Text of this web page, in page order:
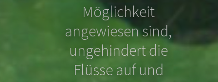
Möglichkeit
angewiesen sind,
ungehindert die
Flüsse auf und
Wussten Sie, dass
Nordseeschnäpel
schon durch geringe